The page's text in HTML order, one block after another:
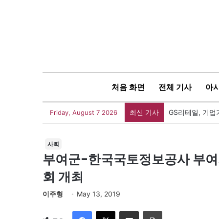
처음 화면 전체 기사 아
Friday, August 7 2026 최신 기사 GS리테일, 기
사회
부여군-한국국토정보공사 부
회 개최
이주형 May 13, 2019
이메일